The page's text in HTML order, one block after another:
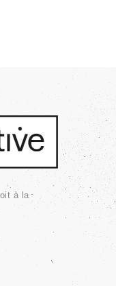
à la